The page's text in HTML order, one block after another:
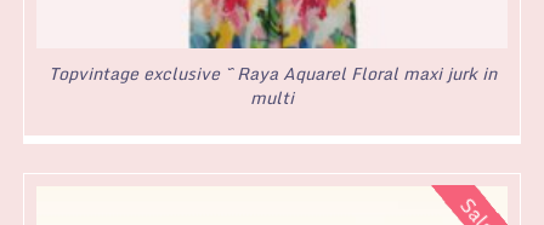
Topvintage exclusive ~ Raya Aquarel Floral maxi jurk in
multi